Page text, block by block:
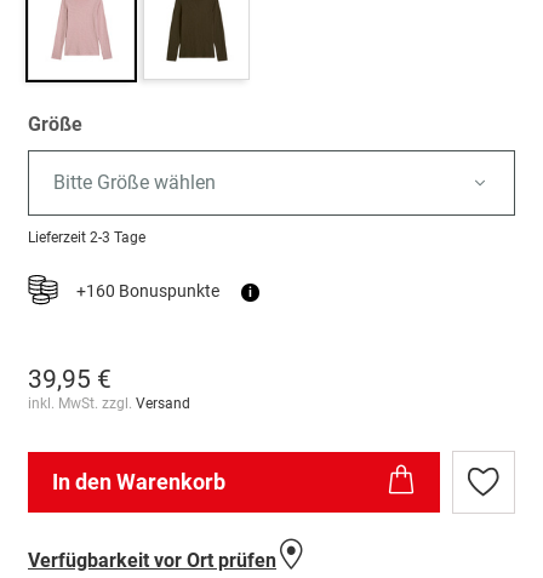
Größe
Bitte Größe wählen
Lieferzeit 2-3 Tage
+160 Bonuspunkte i
39,95 €
inkl. MwSt. zzgl. Versand
In den Warenkorb
Zur
Verfügbarkeit vor Ort prüfen